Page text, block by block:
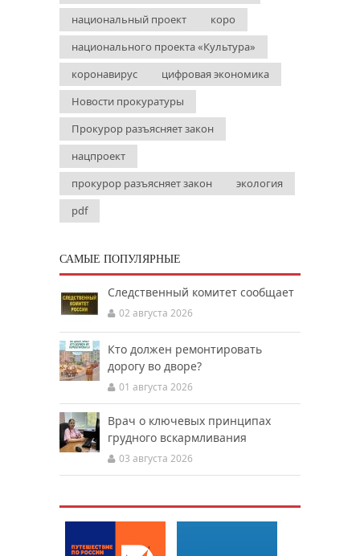
национальный проект
коро
национального проекта «Культура»
коронавирус
цифровая экономика
Новости прокуратуры
Прокурор разъясняет закон
нацпроект
прокурор разъясняет закон
экология
pdf
САМЫЕ ПОПУЛЯРНЫЕ
Следственный комитет сообщает
02 августа 2026
Кто должен ремонтировать
дорогу во дворе?
01 августа 2026
Врач о ключевых принципах
грудного вскармливания
03 августа 2026